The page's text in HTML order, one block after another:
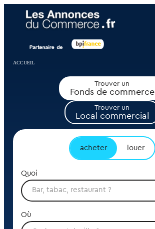
ACCUEIL
Trouver un
Fonds de commerce
Trouver un
Local commercial
acheter louer
Quoi
Où
Panneau de gestion des cookies